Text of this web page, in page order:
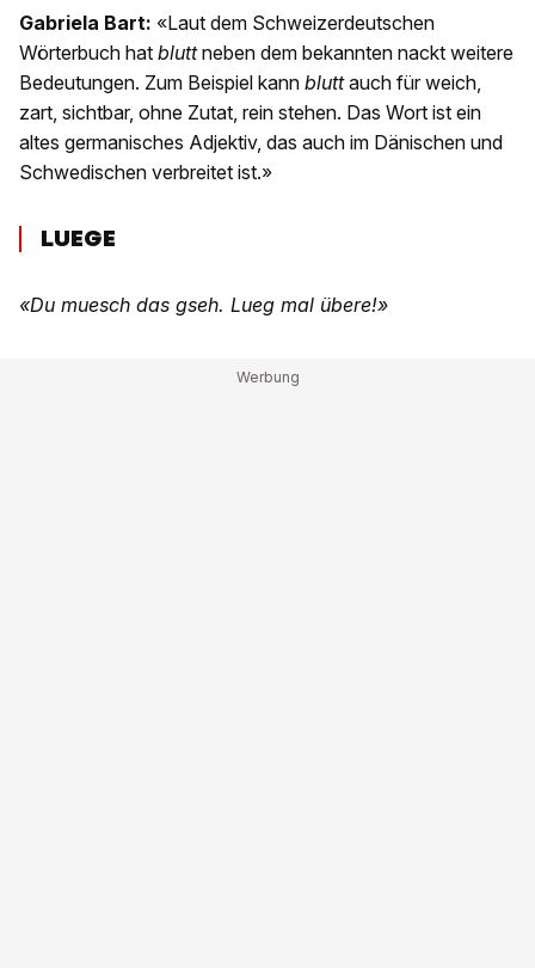
Gabriela Bart: «Laut dem Schweizerdeutschen
Wörterbuch hat bluttneben dem bekannten nackt weitere
Bedeutungen. Zum Beispiel kann bluttauch für weich,
zart, sichtbar, ohne Zutat, rein stehen. Das Wort ist ein
altes germanisches Adjektiv, das auch im Dänischen und
Schwedischen verbreitet ist.»
LUEGE
«Du muesch das gseh. Lueg mal übere!»